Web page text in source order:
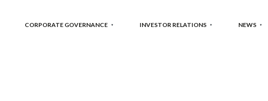
CORPORATE GOVERNANCE INVESTOR RELATIONS NEWS